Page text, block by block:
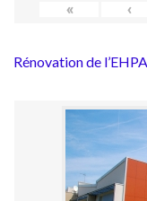
« ‹
Rénovation de